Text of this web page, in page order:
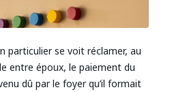
particulier se voit réclamer, au
entre époux, le paiement du
dû par le foyer qu’il formait